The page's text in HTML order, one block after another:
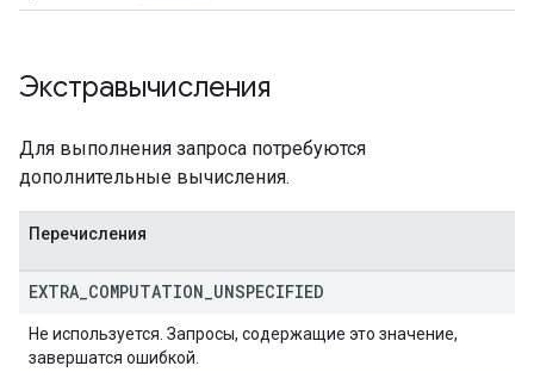
Экстравычисления
Для выполнения запроса потребуются
дополнительные вычисления.
Перечисления
EXTRA COMPUTATION UNSPECIFIED
Не используется. Запросы, содержащие это значение,
завершатся ошибкой.